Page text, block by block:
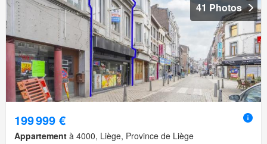
41 Photos
199 999 €
Appartement à 4000, Liège, Province de Liège